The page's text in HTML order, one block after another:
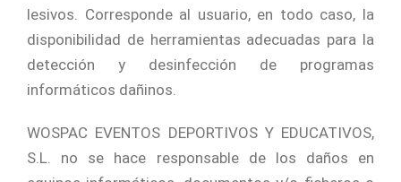
lesivos. Corresponde al usuario, en todo caso, la
disponibilidad de herramientas adecuadas para la
detección y desinfección de programas
informáticos dañinos.
WOSPAC EVENTOS DEPORTIVOS Y EDUCATIVOS,
S.L. no se hace responsable de los daños en